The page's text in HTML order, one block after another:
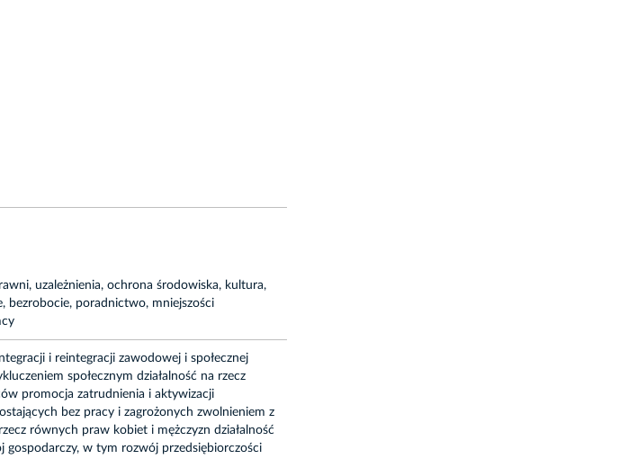
uzależnienia, ochrona środowiska, kultura,
bezrobocie, poradnictwo, mniejszości
i reintegracji zawodowej i społecznej
społecznym działalność na rzecz
promocja zatrudnienia i aktywizacji
bez pracy i zagrożonych zwolnieniem z
równych praw kobiet i mężczyzn działalność
gospodarczy, w tym rozwój przedsiębiorczości